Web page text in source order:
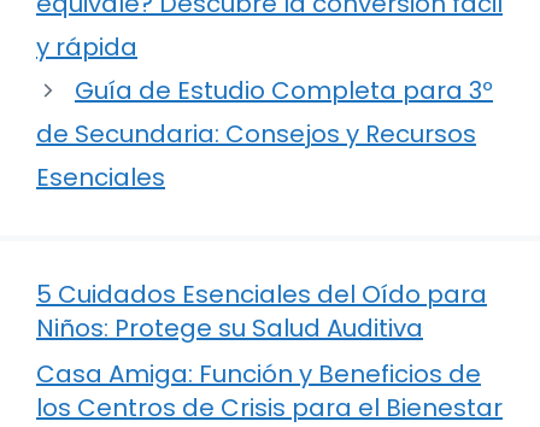
y rápida
Guía de Estudio Completa para 3º
de Secundaria: Consejos y Recursos
Esenciales
5 Cuidados Esenciales del Oído para
Niños: Protege su Salud Auditiva
Casa Amiga: Función y Beneficios de
los Centros de Crisis para el Bienestar